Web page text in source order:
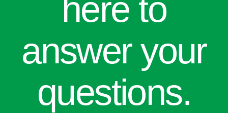
here to
answer your
questions.